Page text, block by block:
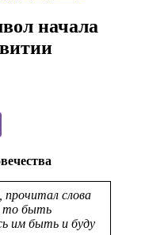
начала
слова
то быть
им быть и буду